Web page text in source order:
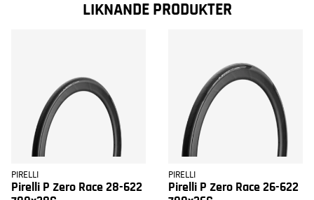
LIKNANDE PRODUKTER
PIRELLI
Pirelli P Zero Race 28-622
PIRELLI
Pirelli P Zero Race 26-622